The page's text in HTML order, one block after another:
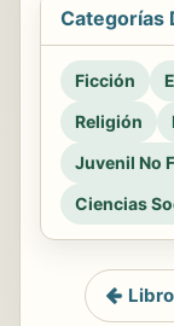
Categorías
Ficción
Religión
Juvenil No
Ciencias